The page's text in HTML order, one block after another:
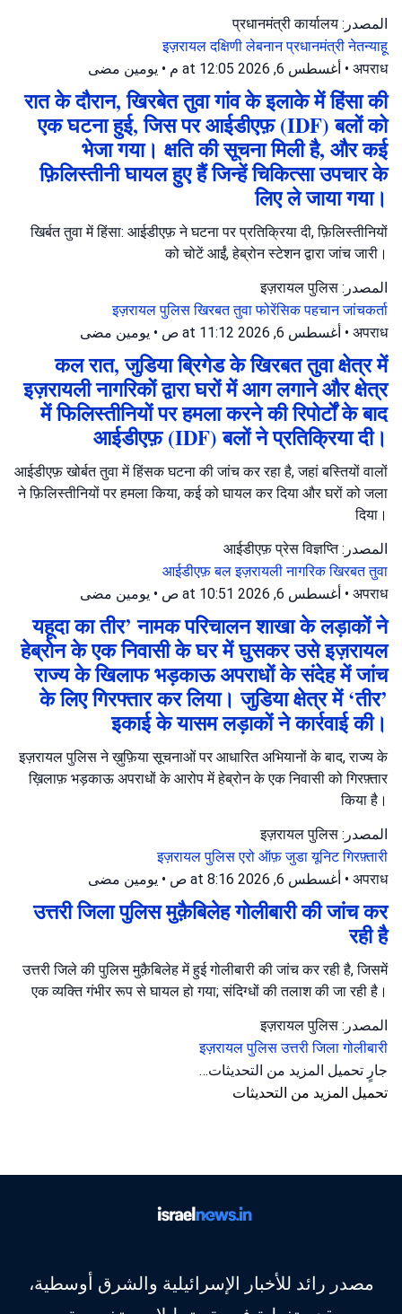
المصدر: प्रधानमंत्री कार्यालय
इज़रायलदक्षिणी लेबनानप्रधानमंत्री नेतन्याहू
अपराध
• أغسطس 6, 2026 at 12:05 م • يومين مضى
रात के दौरान, खिरबेत तुवा गांव के इलाके में हिंसा की
एक घटना हुई, जिस पर आईडीएफ़ (IDF) बलों को
भेजा गया। क्षति की सूचना मिली है, और कई
फ़िलिस्तीनी घायल हुए हैं जिन्हें चिकित्सा उपचार के
लिए ले जाया गया।
खिर्बत तुवा में हिंसा: आईडीएफ़ ने घटना पर प्रतिक्रिया दी, फ़िलिस्तीनियों
को चोटें आईं, हेब्रोन स्टेशन द्वारा जांच जारी।
المصدر: इज़रायल पुलिस
इज़रायल पुलिसखिरबत तुवाफोरेंसिक पहचान जांचकर्ता
अपराध
• أغسطس 6, 2026 at 11:12 ص • يومين مضى
कल रात, जुडिया ब्रिगेड के खिरबत तुवा क्षेत्र में
इज़रायली नागरिकों द्वारा घरों में आग लगाने और क्षेत्र
में फिलिस्तीनियों पर हमला करने की रिपोर्टों के बाद
आईडीएफ़ (IDF) बलों ने प्रतिक्रिया दी।
आईडीएफ़ खोर्बत तुवा में हिंसक घटना की जांच कर रहा है, जहां बस्तियों वालों
ने फ़िलिस्तीनियों पर हमला किया, कई को घायल कर दिया और घरों को जला
दिया।
المصدر: आईडीएफ़ प्रेस विज्ञप्ति
आईडीएफ़ बलइज़रायली नागरिकखिरबत तुवा
अपराध
• أغسطس 6, 2026 at 10:51 ص • يومين مضى
यहूदा का तीर’ नामक परिचालन शाखा के लड़ाकों ने
हेब्रोन के एक निवासी के घर में घुसकर उसे इज़रायल
राज्य के खिलाफ भड़काऊ अपराधों के संदेह में जांच
के लिए गिरफ्तार कर लिया। जुडिया क्षेत्र में ‘तीर’
इकाई के यासम लड़ाकों ने कार्रवाई की।
इज़रायल पुलिस ने ख़ुफ़िया सूचनाओं पर आधारित अभियानों के बाद, राज्य के
ख़िलाफ़ भड़काऊ अपराधों के आरोप में हेब्रोन के एक निवासी को गिरफ़्तार
किया है।
المصدر: इज़रायल पुलिस
इज़रायल पुलिसएरो ऑफ़ जुडा यूनिटगिरफ़्तारी
अपराध
• أغسطس 6, 2026 at 8:16 ص • يومين مضى
उत्तरी जिला पुलिस मुक़ैबिलेह गोलीबारी की जांच कर
रही है
उत्तरी जिले की पुलिस मुक़ैबिलेह में हुई गोलीबारी की जांच कर रही है, जिसमें
एक व्यक्ति गंभीर रूप से घायल हो गया; संदिग्धों की तलाश की जा रही है।
المصدر: इज़रायल पुलिस
इज़रायल पुलिसउत्तरी जिलागोलीबारी
جارٍ تحميل المزيد من التحديثات…
تحميل المزيد من التحديثات
مصدر رائد للأخبار الإسرائيلية والشرق أوسطية،